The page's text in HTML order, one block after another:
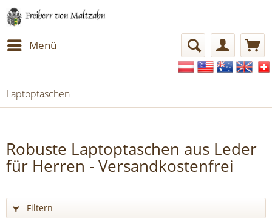
Menü
Laptoptaschen
Robuste Laptoptaschen aus Leder
für Herren - Versandkostenfrei
Filtern